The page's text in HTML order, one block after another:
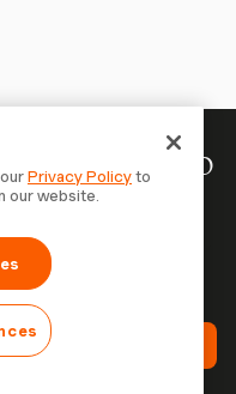
registrado
ahora
que registran tiempo,
rápido con Harvest.
Gratis
Privacy Policyto
our website.